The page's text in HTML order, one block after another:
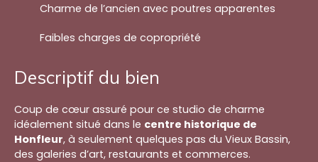
Charme de l’ancien avec poutres apparentes
Faibles charges de copropriété
Descriptif du bien
Coup de cœur assuré pour ce studio de charme
idéalement situé dans le centre historique de
Honfleur, à seulement quelques pas du Vieux Bassin,
des galeries d’art, restaurants et commerces.